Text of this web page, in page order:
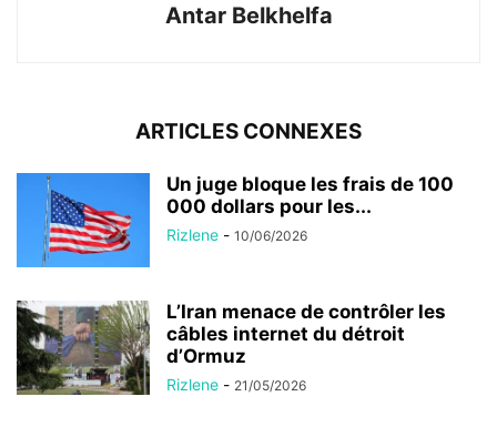
Antar Belkhelfa
ARTICLES CONNEXES
Un juge bloque les frais de 100
000 dollars pour les...
Rizlene - 10/06/2026
L’Iran menace de contrôler les
câbles internet du détroit
d’Ormuz
Rizlene - 21/05/2026